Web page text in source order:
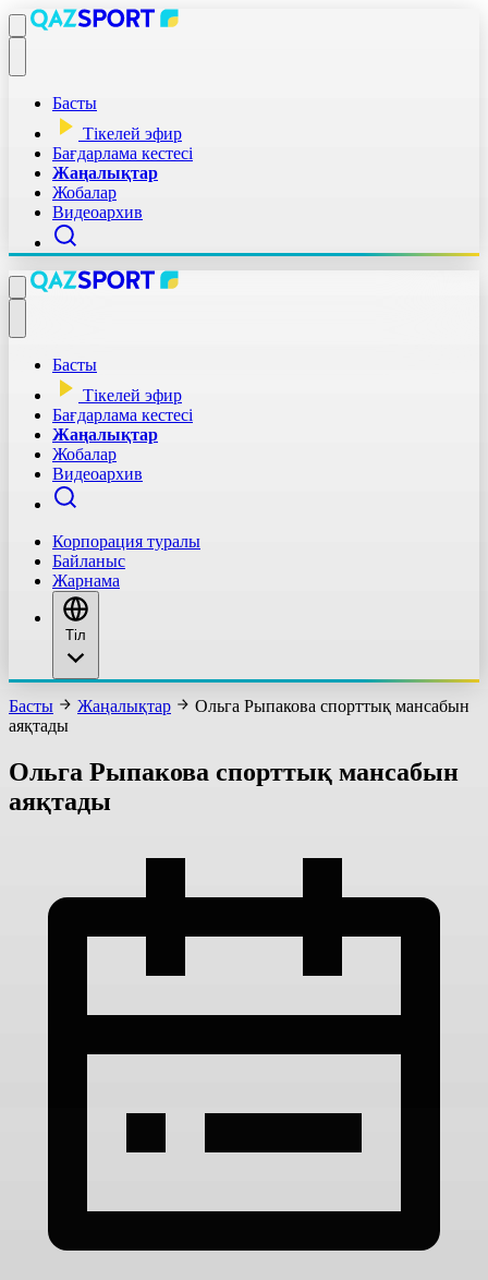
Басты
Тікелей эфир
Бағдарлама кестесі
Жаңалықтар
Жобалар
Видеоархив
Басты
Тікелей эфир
Бағдарлама кестесі
Жаңалықтар
Жобалар
Видеоархив
Корпорация туралы
Байланыс
Жарнама
Тіл
Басты Жаңалықтар
Ольга Рыпакова спорттық мансабын
аяқтады
Ольга Рыпакова спорттық мансабын
аяқтады